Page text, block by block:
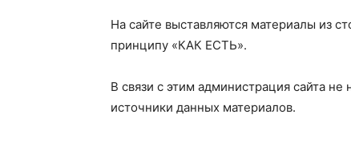
На сайте выставляются материалы из
принципу «КАК ЕСТЬ».
В связи с этим администрация сайта
источники данных материалов.